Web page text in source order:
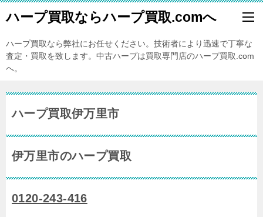
ハープ買取ならハープ買取.comへ
ハープ買取なら弊社にお任せください。技術者により迅速で丁寧な
査定・買取を致します。中古ハープは買取専門店のハープ買取.com
へ。
ハープ買取伊万里市
伊万里市のハープ買取
0120-243-416